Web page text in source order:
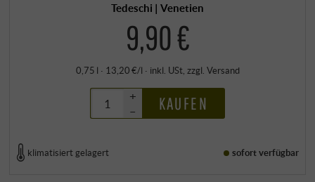
Tedeschi | Venetien
9,90 €
0,75 l · 13,20 €/l · inkl. USt, zzgl. Versand
+
–
KAUFEN
klimatisiert gelagert sofort verfügbar